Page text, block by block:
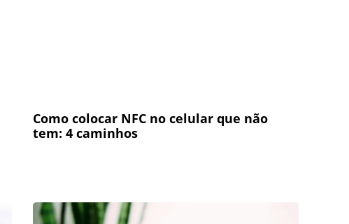
Como colocar NFC no celular que não
tem: 4 caminhos